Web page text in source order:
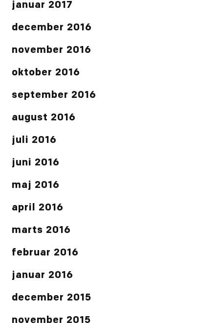
januar 2017
december 2016
november 2016
oktober 2016
september 2016
august 2016
juli 2016
juni 2016
maj 2016
april 2016
marts 2016
februar 2016
januar 2016
december 2015
november 2015